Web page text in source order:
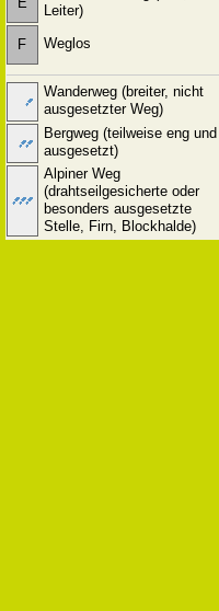
Leiter)
F Weglos
Wanderweg (breiter, nicht
ausgesetzter Weg)
Bergweg (teilweise eng und
ausgesetzt)
Alpiner Weg
(drahtseilgesicherte oder
besonders ausgesetzte
Stelle, Firn, Blockhalde)